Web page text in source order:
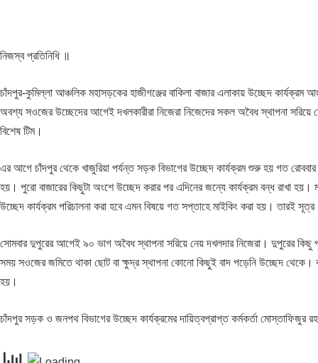
নিজস্ব প্রতিনিধি ॥
চাঁদপুর-কুমিল্লা আঞ্চলিক মহাসড়কের হাজীগঞ্জের বাকিলা বাজার এলাকায় উচ্ছেদ
অবশ্য সওজের উচ্ছেদের আগেই দখলকারীরা নিজেরা নিজেদের সকল অবৈধ স্থাপনা সরিয়ে
বিশেষ টিম।
এর আগে চাঁদপুর থেকে খাজুরিয়া পর্যন্ত সড়ক বিভাগের উচ্ছেদ কার্যক্রম শুরু হয় গত রোববার
হয়। পুরো বাজারের কিছুটা অংশে উচ্ছেদ করার পর এদিনের জন্যে কার্যক্রম বন্ধ রাখা
উচ্ছেদ কার্যক্রম পরিচালনা করা হবে এমন বিষয়ে গত সপ্তাহে মাইকিং করা হয়। তারই
সোমবার দুপুরের আগেই ৯০ ভাগ অবৈধ স্থাপনা সরিয়ে নেয় দখলদার নিজেরা। দুপুরের কিছু
সময় সওজের জমিতে থাকা ছোট বা ক্ষুদ্র স্থাপনা কোনো কিছুই বাদ পড়েনি উচ্ছেদ থেকে।
হয়।
চাঁদপুর সড়ক ও জনপথ বিভাগের উচ্ছেদ কার্যক্রমের দায়িত্বপ্রাপ্ত কর্মকর্তা মোস্তাফিজুর